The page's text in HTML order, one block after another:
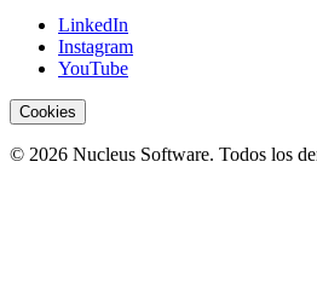
LinkedIn
Instagram
YouTube
Cookies
© 2026 Nucleus Software. Todos los